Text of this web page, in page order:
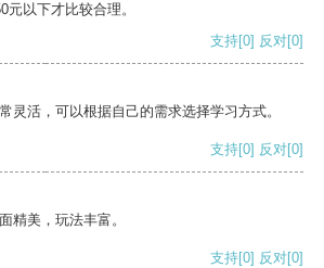
以下才比较合理。
支持[0] 反对[0]
灵活，可以根据自己的需求选择学习方式。
支持[0] 反对[0]
精美，玩法丰富。
支持[0] 反对[0]